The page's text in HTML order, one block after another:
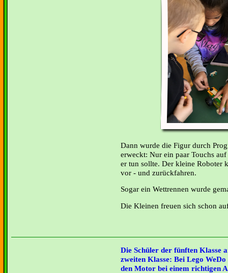
Dann wurde die Figur durch
erweckt: Nur ein paar Touchs
er tun sollte. Der kleine Roboter
vor - und zurückfahren.
Sogar ein Wettrennen wurde
Die Kleinen freuen sich schon
Die Schüler der fünften Klasse
zweiten Klasse: Bei Lego
den Motor bei einem richtigen